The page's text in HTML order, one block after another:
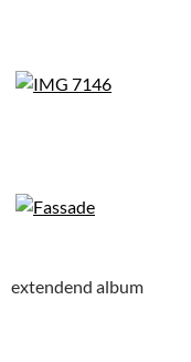
extendend album